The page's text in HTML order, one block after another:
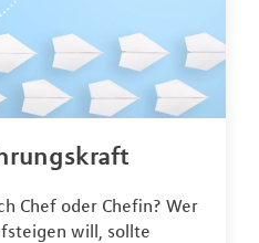
Chef oder Chefin? Wer
will, sollte